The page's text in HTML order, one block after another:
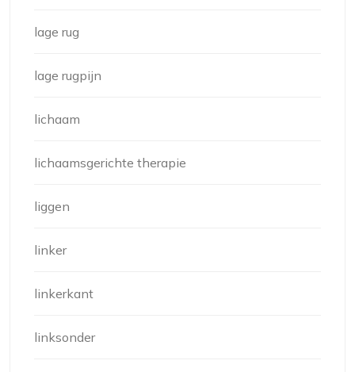
lage rug
lage rugpijn
lichaam
lichaamsgerichte therapie
liggen
linker
linkerkant
linksonder